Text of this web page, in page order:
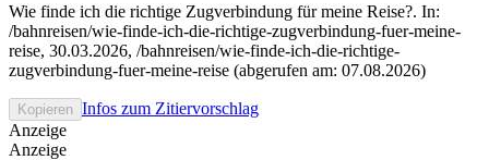
Wie finde ich die richtige Zugverbindung für meine Reise?. In:
/bahnreisen/wie-finde-ich-die-richtige-zugverbindung-fuer-meine-
reise, 30.03.2026, /bahnreisen/wie-finde-ich-die-richtige-
zugverbindung-fuer-meine-reise (abgerufen am: 07.08.2026)
Kopieren Infos zum Zitiervorschlag
Anzeige
Anzeige